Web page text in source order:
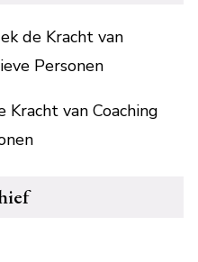
de Kracht van
Personen
Kracht van Coaching